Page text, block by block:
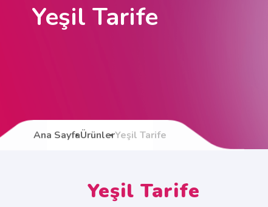
Yeşil Tarife
Ana SayfaÜrünlerYeşil Tarife
Yeşil Tarife